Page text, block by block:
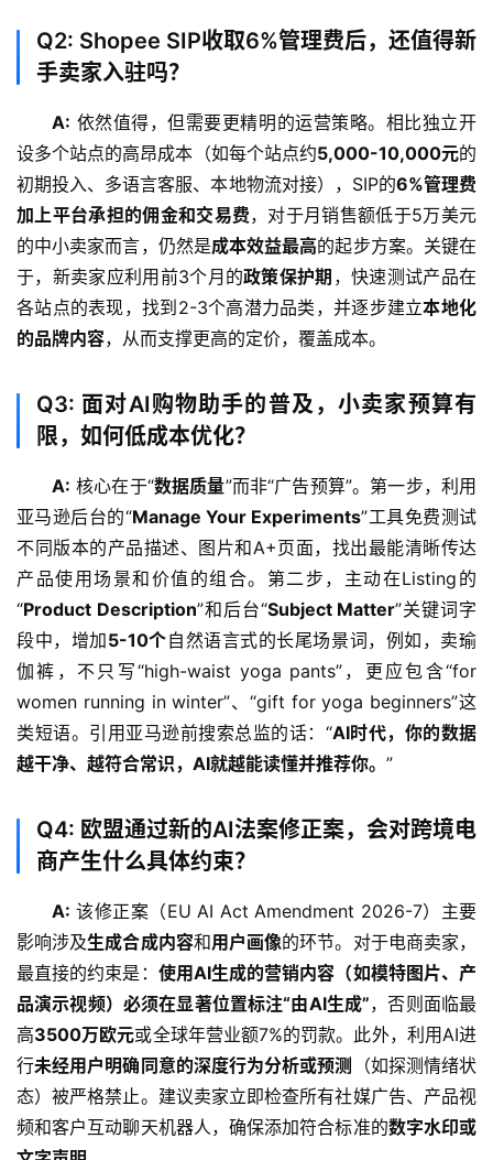
融
牌
问
答
社
区
生
态
合
伴
专
Q2: Shopee SIP收取6%管理费后，还值得新
手卖家入驻吗？
A: 依然值得，但需要更精明的运营策略。相比独立开
设多个站点的高昂成本（如每个站点约5,000-10,000元的
初期投入、多语言客服、本地物流对接），SIP的6%管理费
加上平台承担的佣金和交易费，对于月销售额低于5万美元
的中小卖家而言，仍然是成本效益最高的起步方案。关键在
于，新卖家应利用前3个月的政策保护期 ，快速测试产品在
各站点的表现，找到2-3个高潜力品类，并逐步建立本地化
的品牌内容，从而支撑更高的定价，覆盖成本。
Q3: 面对AI购物助手的普及，小卖家预算有
限，如何低成本优化？
A: 核心在于“数据质量”而非“广告预算”。第一步，利用
亚马逊后台的“Manage Your Experiments”工具免费测试
不同版本的产品描述、图片和A+页面，找出最能清晰传达
产品使用场景和价值的组合。第二步，主动在Listing的
“Product Description”和后台“Subject Matter”关键词字
段中，增加5-10个自然语言式的长尾场景词，例如，卖瑜
伽裤，不只写“high-waist yoga pants”，更应包含“for
women running in winter”、“gift for yoga beginners”这
类短语。引用亚马逊前搜索总监的话：“AI时代，你的数据
越干净、越符合常识，AI就越能读懂并推荐你。 ”
Q4: 欧盟通过新的AI法案修正案，会对跨境电
商产生什么具体约束？
A: 该修正案（EU AI Act Amendment 2026-7）主要
影响涉及生成合成内容和用户画像的环节。对于电商卖家，
最直接的约束是： 使用AI生成的营销内容（如模特图片、产
品演示视频）必须在显著位置标注“由AI生成”，否则面临最
高3500万欧元或全球年营业额7%的罚款。此外，利用AI进
行未经用户明确同意的深度行为分析或预测 （如探测情绪状
态）被严格禁止。建议卖家立即检查所有社媒广告、产品视
频和客户互动聊天机器人，确保添加符合标准的数字水印或